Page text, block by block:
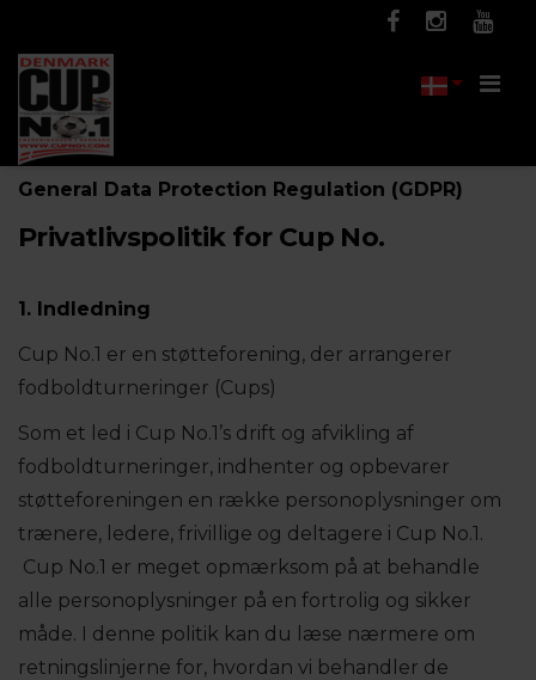
General Data Protection Regulation (GDPR)
Privatlivspolitik for Cup No.
1. Indledning
Cup No.1 er en støtteforening, der arrangerer
fodboldturneringer (Cups)
Som et led i Cup No.1’s drift og afvikling af
fodboldturneringer, indhenter og opbevarer
støtteforeningen en række personoplysninger om
trænere, ledere, frivillige og deltagere i Cup No.1.
Cup No.1 er meget opmærksom på at behandle
alle personoplysninger på en fortrolig og sikker
måde. I denne politik kan du læse nærmere om
retningslinjerne for, hvordan vi behandler de